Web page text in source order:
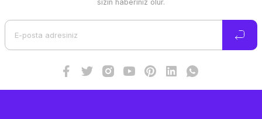
sizin haberiniz olur.